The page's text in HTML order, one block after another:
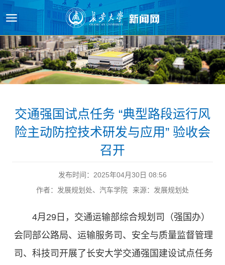
交通强国试点任务 “典型路段运行风
险主动防控技术研发与应用” 验收会
召开
发布时间：2025年04月30日 08:56
作者：发展规划处、汽车学院
来源：发展规划处
4月29日，交通运输部综合规划司（强国办）
会同部公路局、运输服务司、安全与质量监督管理
司、科技司开展了长安大学交通强国建设试点任务
原图